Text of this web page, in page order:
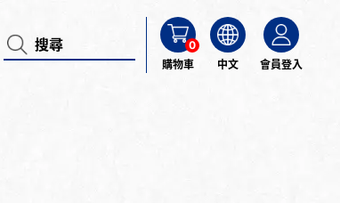
0
購物車
中文 會員登入